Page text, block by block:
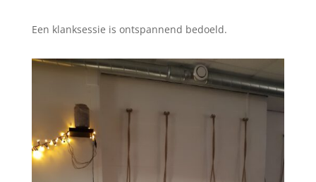
Een klanksessie is ontspannend bedoeld.